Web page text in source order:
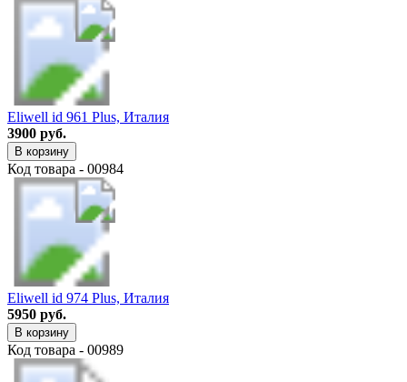
Eliwell id 961 Plus, Италия
3900 руб.
В корзину
Код товара - 00984
Eliwell id 974 Plus, Италия
5950 руб.
В корзину
Код товара - 00989